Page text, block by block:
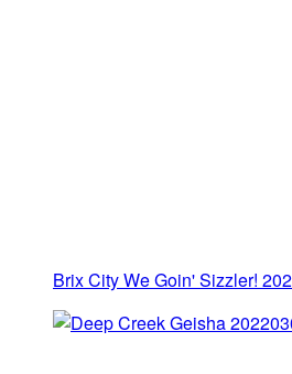
Brix City We Goin' Sizzler!